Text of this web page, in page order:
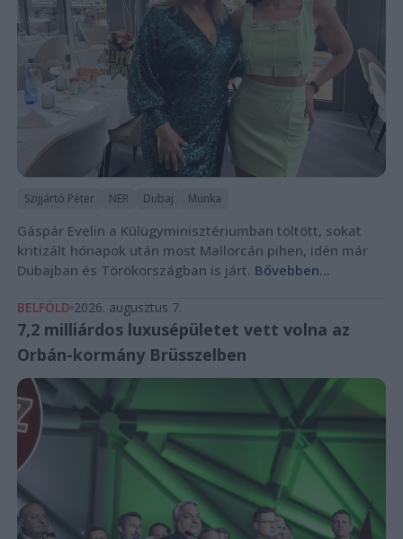
Szijjártó Péter NER Dubaj Munka
Gáspár Evelin a Külügyminisztériumban töltött, sokat
kritizált hónapok után most Mallorcán pihen, idén már
Dubajban és Törökországban is járt. Bővebben...
BELFÖLD 2026. augusztus 7.
7,2 milliárdos luxusépületet vett volna az
Orbán-kormány Brüsszelben